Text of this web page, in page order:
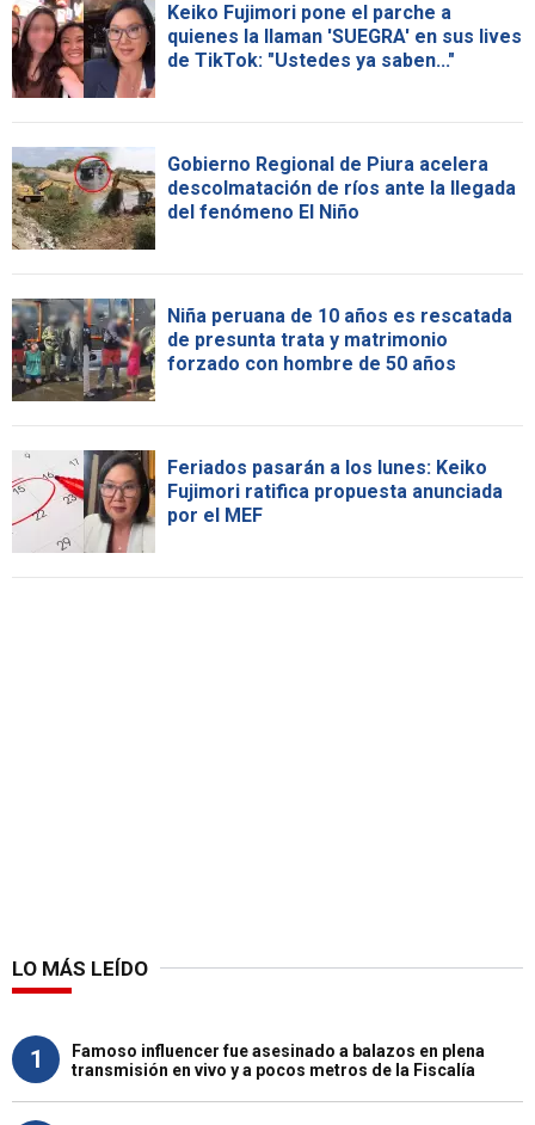
Keiko Fujimori pone el parche a
quienes la llaman 'SUEGRA' en sus lives
de TikTok: "Ustedes ya saben..."
Gobierno Regional de Piura acelera
descolmatación de ríos ante la llegada
del fenómeno El Niño
Niña peruana de 10 años es rescatada
de presunta trata y matrimonio
forzado con hombre de 50 años
Feriados pasarán a los lunes: Keiko
Fujimori ratifica propuesta anunciada
por el MEF
LO MÁS LEÍDO
1
Famoso influencer fue asesinado a balazos en plena
transmisión en vivo y a pocos metros de la Fiscalía